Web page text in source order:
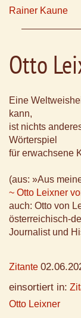
Rainer Kaune
Otto
Eine
kann,
ist nichts
Wörterspiel
für erwachsene
(aus: »Aus
~ Otto Leixner
auch: Otto von
österreichisch-
Journalist und
Zitante
einsortiert in:
Otto Leixner